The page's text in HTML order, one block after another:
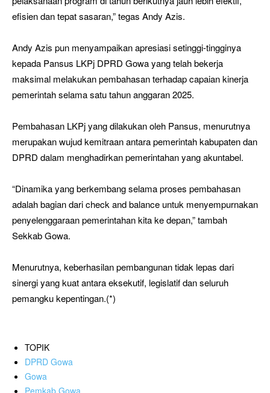
efisien dan tepat sasaran,” tegas Andy Azis.
Andy Azis pun menyampaikan apresiasi setinggi-tingginya
kepada Pansus LKPj DPRD Gowa yang telah bekerja
maksimal melakukan pembahasan terhadap capaian kinerja
pemerintah selama satu tahun anggaran 2025.
Pembahasan LKPj yang dilakukan oleh Pansus, menurutnya
merupakan wujud kemitraan antara pemerintah kabupaten dan
DPRD dalam menghadirkan pemerintahan yang akuntabel.
“Dinamika yang berkembang selama proses pembahasan
adalah bagian dari check and balance untuk menyempurnakan
penyelenggaraan pemerintahan kita ke depan,” tambah
Sekkab Gowa.
Menurutnya, keberhasilan pembangunan tidak lepas dari
sinergi yang kuat antara eksekutif, legislatif dan seluruh
pemangku kepentingan.(*)
TOPIK
DPRD Gowa
Gowa
Pemkab Gowa